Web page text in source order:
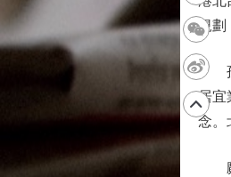
規劃
孫偉
居宜
念。
鄺